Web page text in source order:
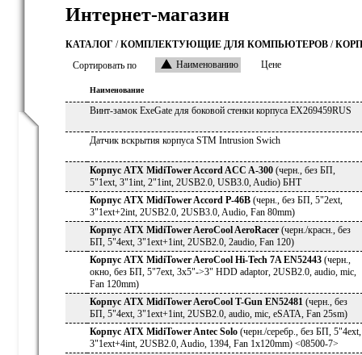
Интернет-магазин
КАТАЛОГ /КОМПЛЕКТУЮЩИЕ ДЛЯ КОМПЬЮТЕРОВ/
Сортировать по
Наименованию Цене
Наименование
Винт-замок ExeGate для боковой стенки корпуса EX269459RUS
Датчик вскрытия корпуса STM Intrusion Swich
Корпус ATX MidiTower Accord ACC A-300 (черн., без БП,
5"1ext, 3"1int, 2"1int, 2USB2.0, USB3.0, Audio) БНТ
Корпус ATX MidiTower Accord P-46B (черн., без БП, 5"2ext,
3"1ext+2int, 2USB2.0, 2USB3.0, Audio, Fan 80mm)
Корпус ATX MidiTower AeroCool AeroRacer (черн./красн., без
БП, 5"4ext, 3"1ext+1int, 2USB2.0, 2audio, Fan 120)
Корпус ATX MidiTower AeroCool Hi-Tech 7A EN52443 (черн.,
окно, без БП, 5"7ext, 3x5"->3" HDD adaptor, 2USB2.0, audio, mic,
Fan 120mm)
Корпус ATX MidiTower AeroCool T-Gun EN52481 (черн., без
БП, 5"4ext, 3"1ext+1int, 2USB2.0, audio, mic, eSATA, Fan 25sm)
Корпус ATX MidiTower Antec Solo (черн./серебр., без БП, 5"4ext,
3"1ext+4int, 2USB2.0, Audio, 1394, Fan 1x120mm) <08500-7>